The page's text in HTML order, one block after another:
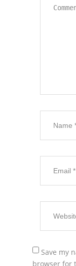
Save my
browser for